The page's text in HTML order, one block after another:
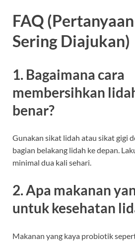
FAQ
Sering Diajukan)
1. Bagaimana cara
membersihkan
benar?
Gunakan sikat lidah atau sikat gigi
bagian belakang lidah ke depan.
minimal dua kali sehari.
2. Apa makanan
untuk kesehatan
Makanan yang kaya probiotik